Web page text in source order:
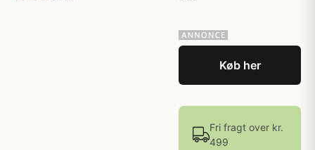
Køb her
Fri fragt over kr.
499